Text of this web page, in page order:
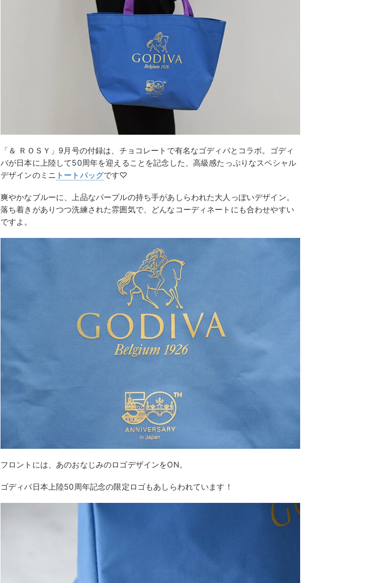
「＆ ＲＯＳＹ」9月号の付録は、チョコレートで有名なゴディバとコラボ。ゴディ
バが日本に上陸して50周年を迎えることを記念した、高級感たっぷりなスペシャル
デザインのミニ トートバッグです♡
爽やかなブルーに、上品なパープルの持ち手があしらわれた大人っぽいデザイン。
落ち着きがありつつ洗練された雰囲気で、どんなコーディネートにも合わせやすい
ですよ。
フロントには、あのおなじみのロゴデザインをON。
ゴディバ日本上陸50周年記念の限定ロゴもあしらわれています！